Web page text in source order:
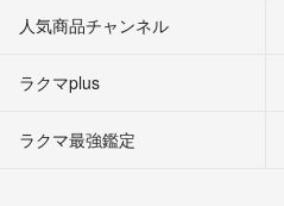
人気商品チャンネル
ラクマplus
ラクマ最強鑑定